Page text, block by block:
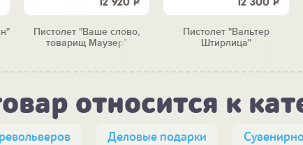
12 920 Р
Пистолет "Ваше слово,
товарищ Маузер"
12 300 Р
Пистолет "Вальтер
Штирлица"
относится к
Деловые подарки